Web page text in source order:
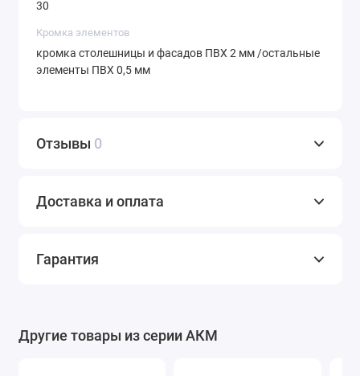
30
Кромка элементов
кромка столешницы и фасадов ПВХ 2 мм /остальные
элементы ПВХ 0,5 мм
Отзывы 0
Доставка и оплата
Гарантия
Другие товары из серии АКМ